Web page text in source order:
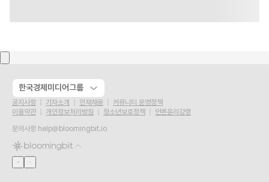
한국경제미디어그룹
공지사항 기자소개 인재채용
커뮤니티 운영정책
이용약관
개인정보처리방침 청소년보호정책
언론윤리강령
문의사항 help@bloomingbit.io